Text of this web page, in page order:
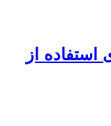
استفاده از